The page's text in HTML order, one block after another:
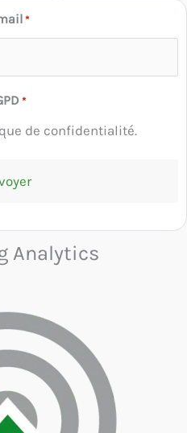
*
*
de confidentialité.
Analytics